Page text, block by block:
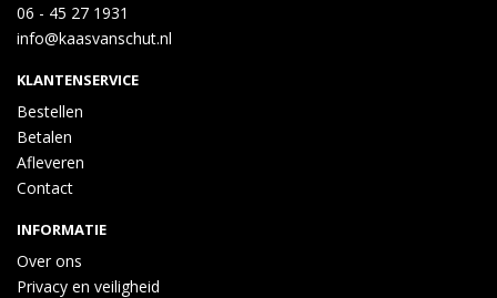
06 - 45 27 1931
info@kaasvanschut.nl
KLANTENSERVICE
Bestellen
Betalen
Afleveren
Contact
INFORMATIE
Over ons
Privacy en veiligheid